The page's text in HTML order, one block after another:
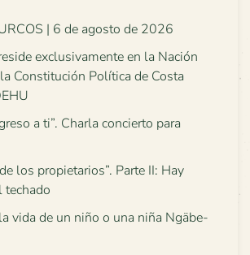
| 6 de agosto de 2026
exclusivamente en la Nación
Constitución Política de Costa
a ti”. Charla concierto para
los propietarios”. Parte II: Hay
techado
vida de un niño o una niña Ngäbe-